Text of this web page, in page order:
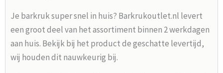
Je barkruk super snel in huis? Barkrukoutlet.nl levert
een groot deel van het assortiment binnen 2 werkdagen
aan huis. Bekijk bij het product de geschatte levertijd,
wij houden dit nauwkeurig bij.